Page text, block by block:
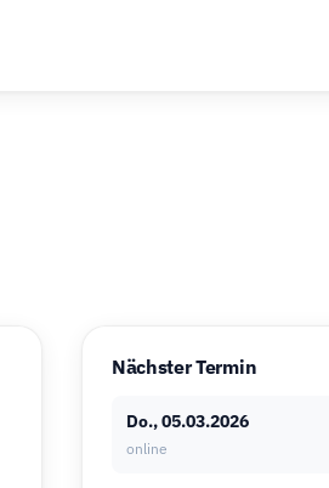
Nächster Termin
Do., 05.03.2026
online